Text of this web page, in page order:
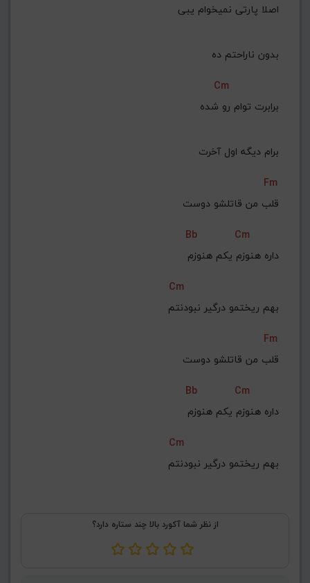
اصلا پارتی نمیخوام یبی
بدون ناراحتم ده
Cm
برابرت توام رو شده
برام دیگه اول آخرت
Fm
قلب من قاتلشو دوست
Bb
Cm
داره هنوزم یکم هنوزم
Cm
بهم ریختمو درگیر نبودنتم
Fm
قلب من قاتلشو دوست
Bb
Cm
داره هنوزم یکم هنوزم
Cm
بهم ریختمو درگیر نبودنتم
از نظر شما آکورد بالا چند ستاره دارد؟